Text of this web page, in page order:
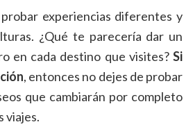
experiencias diferentes y
¿Qué te parecería dar un
en cada destino que visites? Si
, entonces no dejes de probar
que cambiarán por completo
viajes.